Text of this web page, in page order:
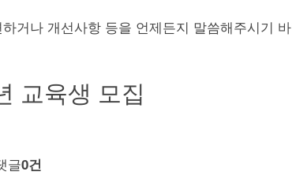
거나 개선사항 등을 언제든지 말씀해주시기
교육생 모집
글0건